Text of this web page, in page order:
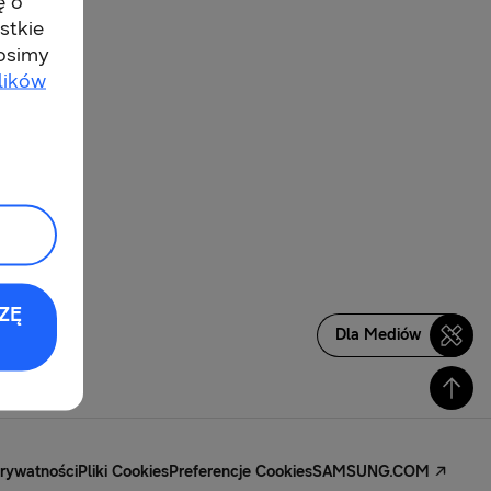
Dla Mediów
Pliki CookiesPreferencje CookiesSAMSUNG.COM